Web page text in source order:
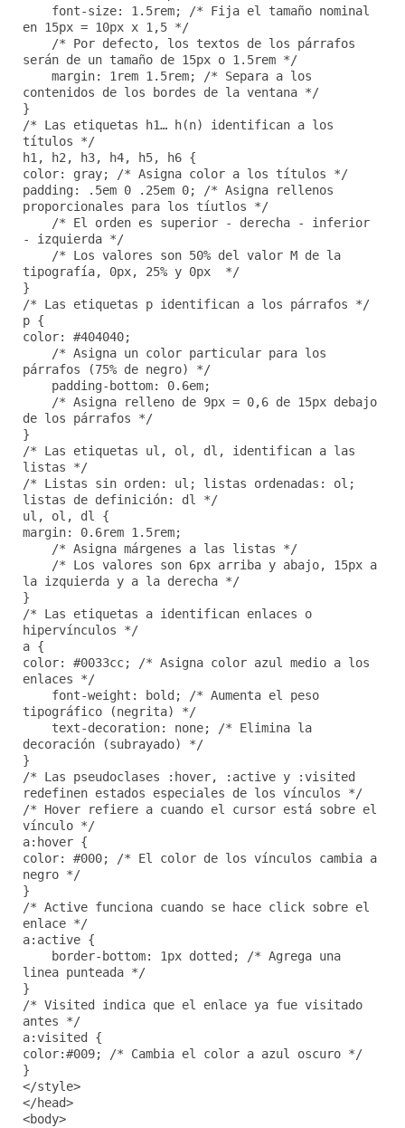
font-size: 1.5rem; /* Fija el tamaño nominal
en 15px = 10px x 1,5 */
/* Por defecto, los textos de los párrafos
serán de un tamaño de 15px o 1.5rem */
margin: 1rem 1.5rem; /* Separa a los
contenidos de los bordes de la ventana */
}
/* Las etiquetas h1… h(n) identifican a los
títulos */
h1, h2, h3, h4, h5, h6 {
color: gray; /* Asigna color a los títulos */
padding: .5em 0 .25em 0; /* Asigna rellenos
proporcionales para los tíutlos */
/* El orden es superior - derecha - inferior
- izquierda */
/* Los valores son 50% del valor M de la
tipografía, 0px, 25% y 0px */
}
/* Las etiquetas p identifican a los párrafos */
p {
color: #404040;
/* Asigna un color particular para los
párrafos (75% de negro) */
padding-bottom: 0.6em;
/* Asigna relleno de 9px = 0,6 de 15px debajo
de los párrafos */
}
/* Las etiquetas ul, ol, dl, identifican a las
listas */
/* Listas sin orden: ul; listas ordenadas: ol;
listas de definición: dl */
ul, ol, dl {
margin: 0.6rem 1.5rem;
/* Asigna márgenes a las listas */
/* Los valores son 6px arriba y abajo, 15px a
la izquierda y a la derecha */
}
/* Las etiquetas a identifican enlaces o
hipervínculos */
a {
color: #0033cc; /* Asigna color azul medio a los
enlaces */
font-weight: bold; /* Aumenta el peso
tipográfico (negrita) */
text-decoration: none; /* Elimina la
decoración (subrayado) */
}
/* Las pseudoclases :hover, :active y :visited
redefinen estados especiales de los vínculos */
/* Hover refiere a cuando el cursor está sobre el
vínculo */
a:hover {
color: #000; /* El color de los vínculos cambia a
negro */
}
/* Active funciona cuando se hace click sobre el
enlace */
a:active {
border-bottom: 1px dotted; /* Agrega una
linea punteada */
}
/* Visited indica que el enlace ya fue visitado
antes */
a:visited {
color:#009; /* Cambia el color a azul oscuro */
}
</style>
</head>
<body>